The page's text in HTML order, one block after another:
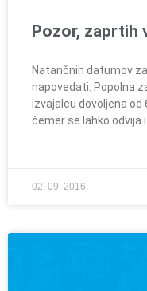
Pozor, zaprtih
Natančnih datumov
napovedati. Popolna
izvajalcu dovoljena od
čemer se lahko odvija
02. 09. 2016